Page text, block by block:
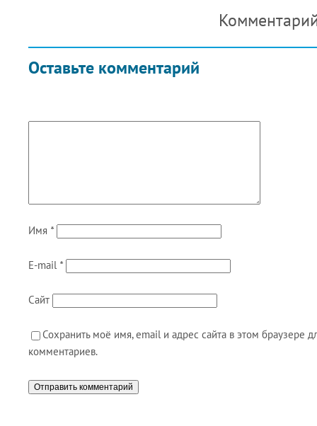
Оставьте комментарий
Имя *
E-mail *
Сайт
Сохранить моё имя, email и адрес сайта в этом браузере
комментариев.